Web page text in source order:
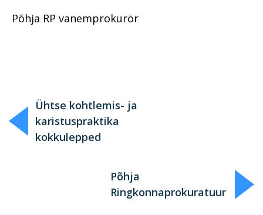
Põhja RP vanemprokurör
Ühtse kohtlemis- ja
karistuspraktika
kokkulepped
Põhja
Ringkonnaprokuratuur